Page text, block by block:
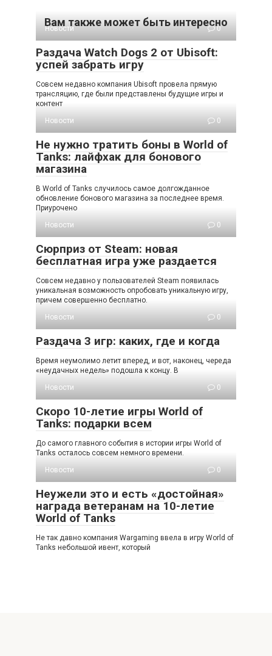
Вам также может быть интересно
Новости 0
Раздача Watch Dogs 2 от Ubisoft:
успей забрать игру
Совсем недавно компания Ubisoft провела прямую
трансляцию, где были представлены будущие игры и
контент
Новости
0
Не нужно тратить боны в World of
Tanks: лайфхак для бонового
магазина
В World of Tanks случилось самое долгожданное
обновление бонового магазина за последнее время.
Приурочено
Новости
0
Сюрприз от Steam: новая
бесплатная игра уже раздается
Совсем недавно у пользователей Steam появилась
уникальная возможность опробовать уникальную игру,
причем совершенно бесплатно.
Новости
0
Раздача 3 игр: каких, где и когда
Время неумолимо летит вперед, и вот, наконец, череда
«неудачных недель» подошла к концу. В
Новости
0
Скоро 10-летие игры World of
Tanks: подарки всем
До самого главного события в истории игры World of
Tanks осталось совсем немного времени.
Новости
0
Неужели это и есть «достойная»
награда ветеранам на 10-летие
World of Tanks
Не так давно компания Wargaming ввела в игру World of
Tanks небольшой ивент, который